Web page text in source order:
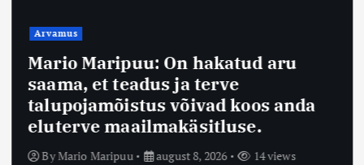
Arvamus
Mario Maripuu: On hakatud aru
saama, et teadus ja terve
talupojamõistus võivad koos anda
eluterve maailmakäsitluse.
ByMario Maripuu august 8, 2026 14 views